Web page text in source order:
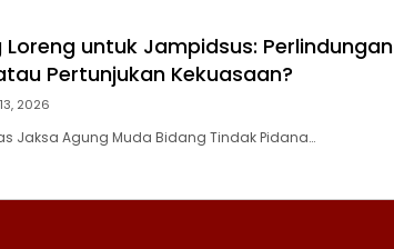
Loreng untuk Jampidsus: Perlindungan
Pertunjukan Kekuasaan?
2026
Jaksa Agung Muda Bidang Tindak Pidana…